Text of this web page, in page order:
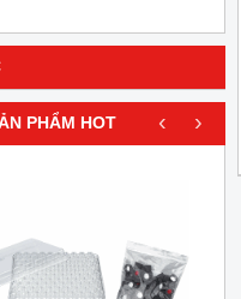
PHẨM HOT ‹ ›